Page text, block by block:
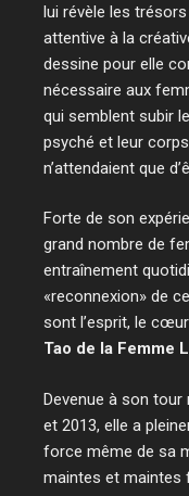
lui révèle les
attentive à la
dessine pour elle
nécessaire aux
qui semblent subir
psyché et leur
n’attendaient que
Forte de son
grand nombre de
entraînement
«reconnexion» de
sont l’esprit, le
Tao de la Femme
Devenue à son
et 2013, elle a
force même de sa
maintes et maintes